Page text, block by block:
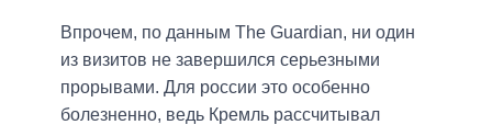
Впрочем, по данным The Guardian, ни один
из визитов не завершился серьезными
прорывами. Для россии это особенно
болезненно, ведь Кремль рассчитывал